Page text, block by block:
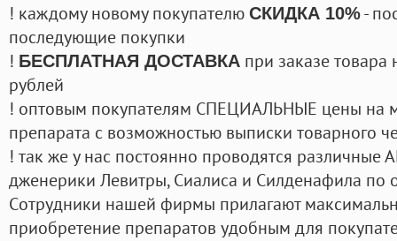
! каждому новому покупателю СКИДКА 10%-
последующие покупки
! БЕСПЛАТНАЯ ДОСТАВКА при заказе
рублей
! оптовым покупателям СПЕЦИАЛЬНЫЕ цены на
препарата с возможностью выписки товарного
! так же у нас постоянно проводятся
дженерики Левитры, Сиалиса и Силденафила по
Cотрудники нашей фирмы прилагают
приобретение препаратов удобным для